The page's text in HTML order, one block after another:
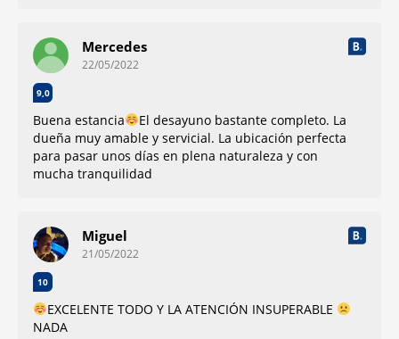
Mercedes
22/05/2022
9,0
Buena estancia
El desayuno bastante completo. La
dueña muy amable y servicial. La ubicación perfecta
para pasar unos días en plena naturaleza y con
mucha tranquilidad
Miguel
21/05/2022
10
EXCELENTE TODO Y LA ATENCIÓN INSUPERABLE
NADA